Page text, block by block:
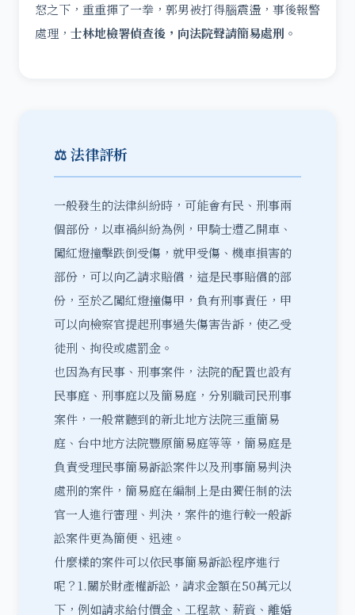
怒之下，重重揮了一拳，郭男被打得腦震盪，事後報警
處理， 士林地檢署偵查後，向法院聲請簡易處刑 。
⚖️ 法律評析
一般發生的法律糾紛時，可能會有民、刑事兩
個部份，以車禍糾紛為例，甲騎士遭乙開車、
闖紅燈撞擊跌倒受傷，就甲受傷、機車損害的
部份，可以向乙請求賠償，這是民事賠償的部
份，至於乙闖紅燈撞傷甲，負有刑事責任，甲
可以向檢察官提起刑事過失傷害告訴，使乙受
徒刑、拘役或處罰金。
也因為有民事、刑事案件，法院的配置也設有
民事庭、刑事庭以及簡易庭，分別職司民刑事
案件，一般常聽到的新北地方法院三重簡易
庭、台中地方法院豐原簡易庭等等，簡易庭是
負責受理民事簡易訴訟案件以及刑事簡易判決
處刑的案件，簡易庭在編制上是由獨任制的法
官一人進行審理、判決，案件的進行較一般訴
訟案件更為簡便、迅速。
什麼樣的案件可以依民事簡易訴訟程序進行
呢？1.關於財產權訴訟，請求金額在50萬元以
下，例如請求給付價金、工程款、薪資、離婚